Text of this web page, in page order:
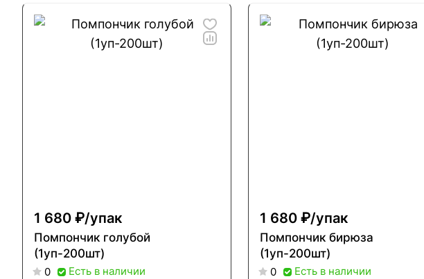
1 680 ₽/упак
Помпончик голубой
(1уп-200шт)
0 Есть в наличии
1 680 ₽/упак
Помпончик бирюза
(1уп-200шт)
0 Есть в наличии